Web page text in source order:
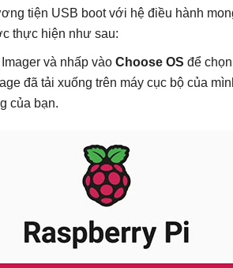
tiện USB boot với hệ điều hành
thực hiện như sau:
và nhấp vào Choose OS để
đã tải xuống trên máy cục bộ của
của bạn.